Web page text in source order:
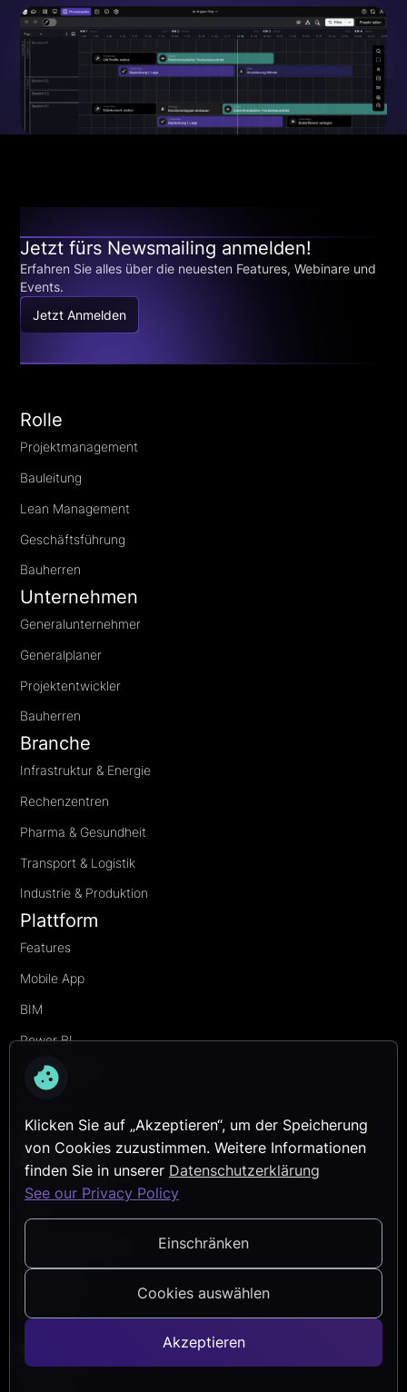
Klicken Sie auf „Akzeptieren“, um der Speicherung
von Cookies zuzustimmen. Weitere Informationen
finden Sie in unserer Datenschutzerklärung
See our Privacy Policy
Einschränken
Cookies auswählen
Akzeptieren
Jetzt fürs Newsmailing anmelden!
Erfahren Sie alles über die neuesten Features, Webinare und
Events.
Jetzt Anmelden
Rolle
Projektmanagement
Bauleitung
Lean Management
Geschäftsführung
Bauherren
Unternehmen
Generalunternehmer
Generalplaner
Projektentwickler
Bauherren
Branche
Infrastruktur & Energie
Rechenzentren
Pharma & Gesundheit
Transport & Logistik
Industrie & Produktion
Plattform
Features
Mobile App
BIM
Power BI
Transformation
Services
Entdecken
Referenzprojekte
Blog
Help Center
Newsletter